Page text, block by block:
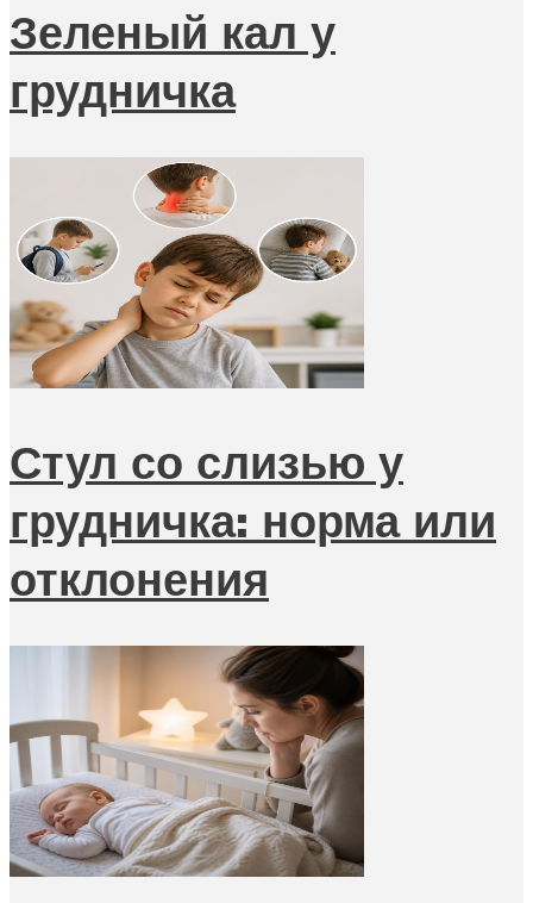
Зеленый кал у
грудничка
Стул со слизью у
грудничка: норма или
отклонения